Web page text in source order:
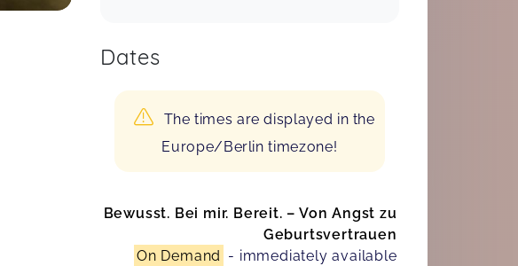
Dates
The times are displayed in the
Europe/Berlin timezone!
Bewusst. Bei mir. Bereit. – Von Angst zu
Geburtsvertrauen
On Demand - immediately available